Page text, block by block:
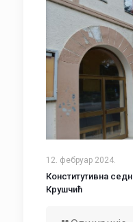
12. фебруар 2024.
Конститутивна
Крушчић